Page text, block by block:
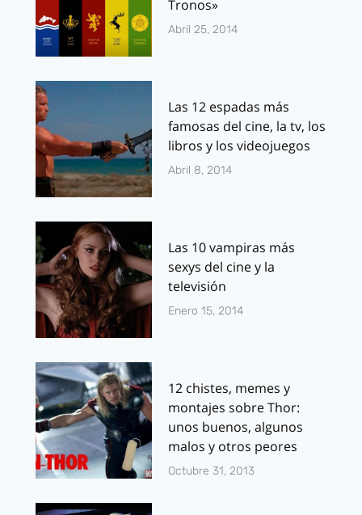
Tronos»
Abril 25, 2014
Las 12 espadas más
famosas del cine, la tv, los
libros y los videojuegos
Abril 8, 2014
Las 10 vampiras más
sexys del cine y la
televisión
Enero 15, 2014
12 chistes, memes y
montajes sobre Thor:
unos buenos, algunos
malos y otros peores
Octubre 31, 2013